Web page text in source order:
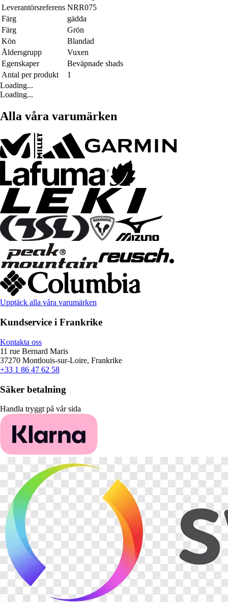
Leverantörsreferens NRR075
Färg
gädda
Färg
Grön
Kön
Blandad
Åldersgrupp
Vuxen
Egenskaper
Beväpnade shads
Antal per produkt
1
Loading...
Loading...
Alla våra varumärken
Upptäck alla våra varumärken
Kundservice i Frankrike
Kontakta oss
11 rue Bernard Maris
37270 Montlouis-sur-Loire, Frankrike
+33 1 86 47 62 58
Säker betalning
Handla tryggt på vår sida